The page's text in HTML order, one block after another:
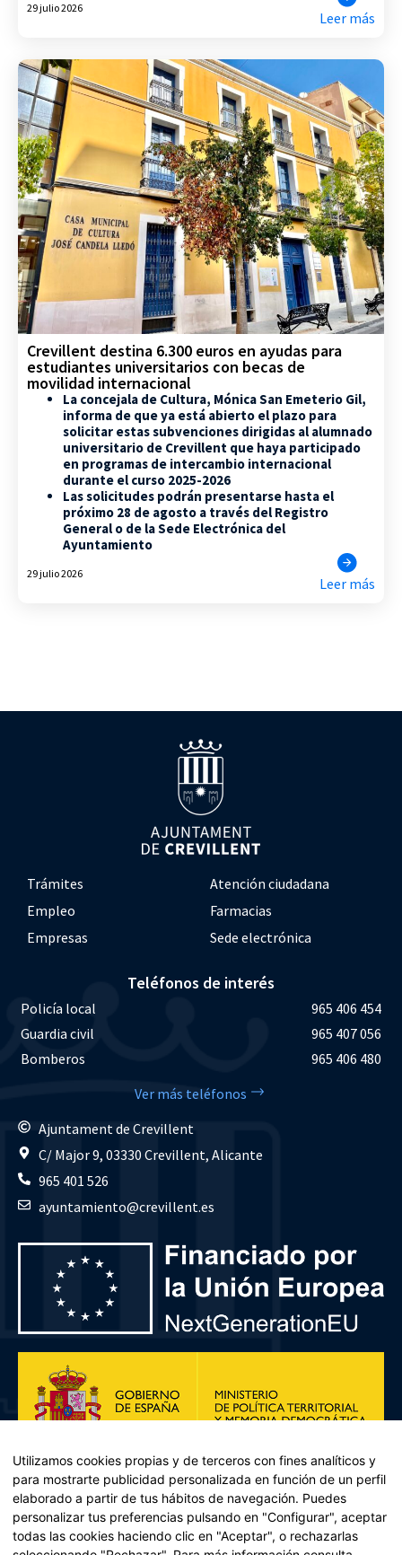
29 julio 2026
Leer más
Crevillent destina 6.300 euros en ayudas para
estudiantes universitarios con becas de
movilidad internacional
La concejala de Cultura, Mónica San Emeterio Gil,
informa de que ya está abierto el plazo para
solicitar estas subvenciones dirigidas al alumnado
universitario de Crevillent que haya participado
en programas de intercambio internacional
durante el curso 2025-2026
Las solicitudes podrán presentarse hasta el
próximo 28 de agosto a través del Registro
General o de la Sede Electrónica del
Ayuntamiento
29 julio 2026
Leer más
Trámites
Atención ciudadana
Empleo
Farmacias
Empresas
Sede electrónica
Teléfonos de interés
Policía local
965 406 454
Guardia civil
965 407 056
Bomberos
965 406 480
Ver más teléfonos
Ajuntament de Crevillent
C/ Major 9, 03330 Crevillent, Alicante
965 401 526
ayuntamiento@crevillent.es
Utilizamos cookies propias y de terceros con fines analíticos y
para mostrarte publicidad personalizada en función de un perfil
elaborado a partir de tus hábitos de navegación. Puedes
personalizar tus preferencias pulsando en "Configurar", aceptar
todas las cookies haciendo clic en "Aceptar", o rechazarlas